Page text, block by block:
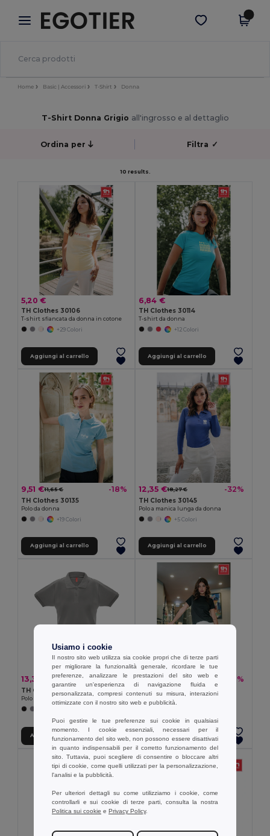
× App Egotier
Prezzi migliori sull'app!
Scarica app
Home Basic | Accessori T-Shirt Donna
T-Shirt Donna Grigio all'ingrosso e al dettaglio
Ordina per Filtra ✓
10 results.
5,20 €
TH Clothes 30106
T-shirt sfiancata da donna in cotone
+29 Colori
Aggiungi al carrello
6,84 €
TH Clothes 30114
T-shirt da donna
+12 Colori
Aggiungi al carrello
9,51 €11,65 € -18%
TH Clothes 30135
Polo da donna
+19 Colori
Aggiungi al carrello
12,35 €18,27 € -32%
TH Clothes 30145
Polo a manica lunga da donna
+5 Colori
Aggiungi al carrello
13,30 € 17,62 € -24%
TH Clothes 30262
Polo da donna
Aggiungi al carrello
5,78 € 6,92 € -16%
TH Clothes 30317
Aggiungi al carrello
Usiamo i cookie
Il nostro sito web utilizza sia cookie propri che di terze parti
per migliorare la funzionalità generale, ricordare le tue
preferenze, analizzare le prestazioni del sito web e
garantire un'esperienza di navigazione fluida e
personalizzata, compresi contenuti su misura, interazioni
ottimizzate con il nostro sito web e pubblicità.
Puoi gestire le tue preferenze sui cookie in qualsiasi
momento. I cookie essenziali, necessari per il
funzionamento del sito web, non possono essere disattivati
in quanto indispensabili per il corretto funzionamento del
sito. Tuttavia, puoi scegliere di consentire o bloccare altri
tipi di cookie, come quelli utilizzati per la personalizzazione,
l'analisi e la pubblicità.
Per ulteriori dettagli su come utilizziamo i cookie, come
controllarli e sui cookie di terze parti, consulta la nostra
Politica sui cookie e Privacy Policy.